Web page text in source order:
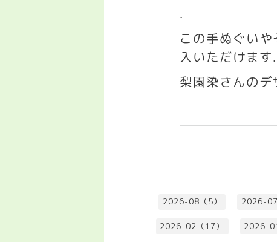
.
この手ぬぐいや
入いただけます
梨園染さんのデ
2026-08（5） 2026-07
2026-02（17） 2026-